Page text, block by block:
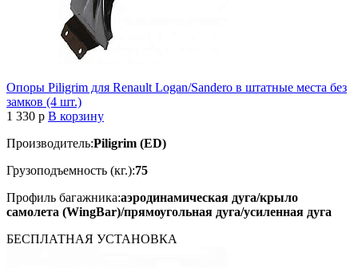
Опоры Piligrim для Renault Logan/Sandero в штатные места без
замков (4 шт.)
1 330 p В корзину
Производитель:Piligrim (ED)
Грузоподъемность (кг.):75
Профиль багажника:аэродинамическая дуга/крыло
самолета (WingBar)/прямоугольная дуга/усиленная дуга
БЕСПЛАТНАЯ УСТАНОВКА